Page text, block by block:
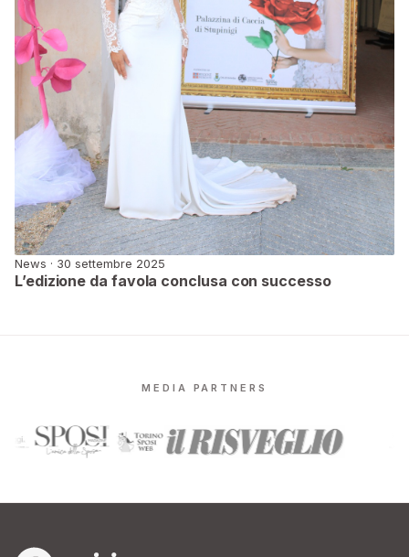
News · 30 settembre 2025
L’edizione da favola conclusa con successo
MEDIA PARTNERS